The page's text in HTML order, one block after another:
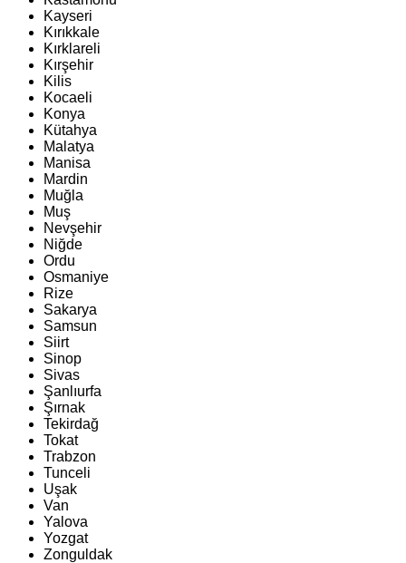
Kayseri
Kırıkkale
Kırklareli
Kırşehir
Kilis
Kocaeli
Konya
Kütahya
Malatya
Manisa
Mardin
Muğla
Muş
Nevşehir
Niğde
Ordu
Osmaniye
Rize
Sakarya
Samsun
Siirt
Sinop
Sivas
Şanlıurfa
Şırnak
Tekirdağ
Tokat
Trabzon
Tunceli
Uşak
Van
Yalova
Yozgat
Zonguldak